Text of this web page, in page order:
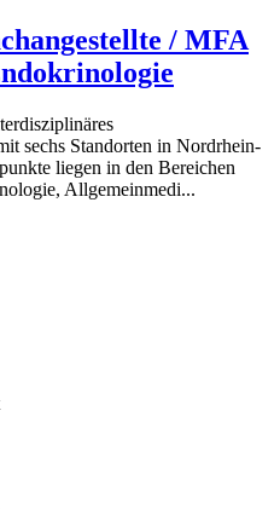
/ MFA
sechs Standorten in Nordrhein-
liegen in den Bereichen
Allgemeinmedi...